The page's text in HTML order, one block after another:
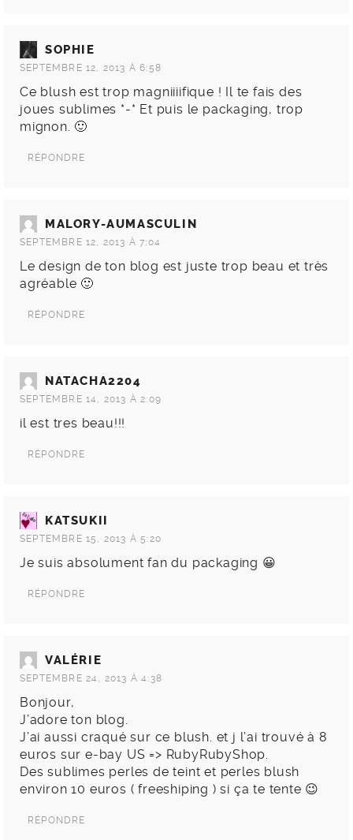
SOPHIE
SEPTEMBRE 12, 2013 À 6:58
Ce blush est trop magniiiifique ! Il te fais des
joues sublimes *-* Et puis le packaging, trop
mignon. 🙂
RÉPONDRE
MALORY-AUMASCULIN
SEPTEMBRE 12, 2013 À 7:04
Le design de ton blog est juste trop beau et très
agréable 🙂
RÉPONDRE
NATACHA2204
SEPTEMBRE 14, 2013 À 2:09
il est tres beau!!!
RÉPONDRE
KATSUKII
SEPTEMBRE 15, 2013 À 5:20
Je suis absolument fan du packaging 😀
RÉPONDRE
VALÉRIE
SEPTEMBRE 24, 2013 À 4:38
Bonjour,
J’adore ton blog.
J’ai aussi craqué sur ce blush. et j l’ai trouvé à 8
euros sur e-bay US => RubyRubyShop.
Des sublimes perles de teint et perles blush
environ 10 euros ( freeshiping ) si ça te tente 😉
RÉPONDRE